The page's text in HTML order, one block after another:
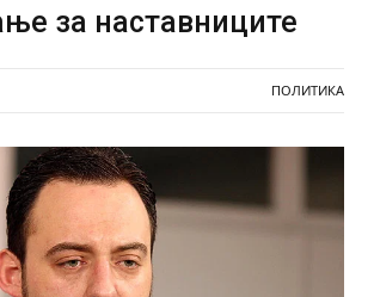
за наставниците
ПОЛИТИКА